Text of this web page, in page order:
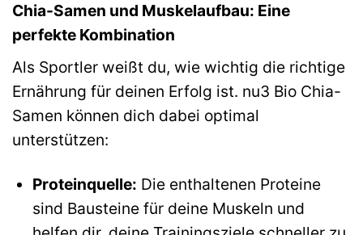
Chia-Samen und Muskelaufbau: Eine
perfekte Kombination
Als Sportler weißt du, wie wichtig die richtige
Ernährung für deinen Erfolg ist. nu3 Bio Chia-
Samen können dich dabei optimal
unterstützen:
Proteinquelle: Die enthaltenen Proteine
sind Bausteine für deine Muskeln und